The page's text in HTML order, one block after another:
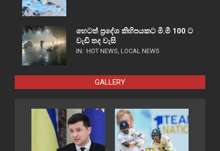
හෙටත් ප්‍රදේශ කිහිපයකට මි.මී 100 ට
වැඩි තද වැසි
IN: HOT NEWS LOCAL NEWS
GALLERY